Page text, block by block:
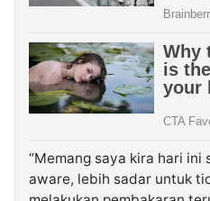
“Memang saya kira hari ini
aware, lebih sadar untuk